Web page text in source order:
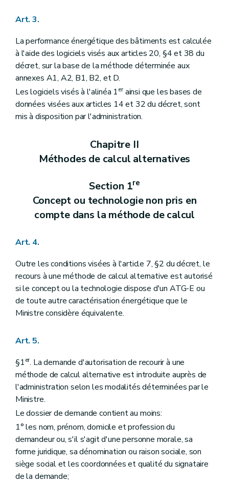
Art. 3.
La performance énergétique des bâtiments est calculée
à l'aide des logiciels visés aux articles 20, §4 et 38 du
décret, sur la base de la méthode déterminée aux
annexes A1, A2, B1, B2, et D.
Les logiciels visés à l'alinéa 1erainsi que les bases de
données visées aux articles 14 et 32 du décret, sont
mis à disposition par l'administration.
Chapitre II
Méthodes de calcul alternatives
Section 1re
Concept ou technologie non pris en
compte dans la méthode de calcul
Art. 4.
Outre les conditions visées à l'article 7, §2 du décret, le
recours à une méthode de calcul alternative est autorisé
si le concept ou la technologie dispose d'un ATG-E ou
de toute autre caractérisation énergétique que le
Ministre considère équivalente.
Art. 5.
§1er. La demande d'autorisation de recourir à une
méthode de calcul alternative est introduite auprès de
l'administration selon les modalités déterminées par le
Ministre.
Le dossier de demande contient au moins:
1° les nom, prénom, domicile et profession du
demandeur ou, s'il s'agit d'une personne morale, sa
forme juridique, sa dénomination ou raison sociale, son
siège social et les coordonnées et qualité du signataire
de la demande;